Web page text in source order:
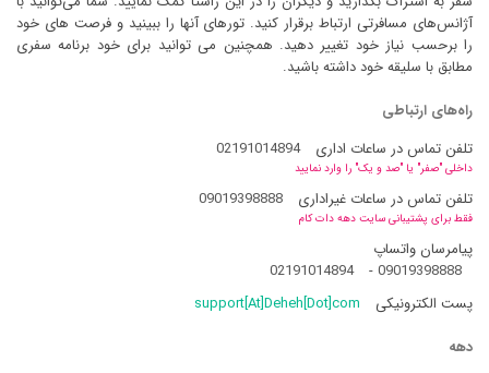
آژانس‌های مسافرتی ارتباط برقرار کنید. تورهای آنها را ببینید و فرصت های خود
را برحسب نیاز خود تغییر دهید. همچنین می توانید برای خود برنامه سفری
مطابق با سلیقه خود داشته باشید.
راه‌های ارتباطی
تلفن تماس در ساعات اداری
02191014894
داخلی "صفر" یا "صد و یک" را وارد نمایید
تلفن تماس در ساعات غیراداری 09019398888
فقط برای پشتیبانی سایت دهه دات کام
پیامرسان واتساپ
09019398888
-
02191014894
پست الکترونیکی
support[At]Deheh[Dot]com
دهه